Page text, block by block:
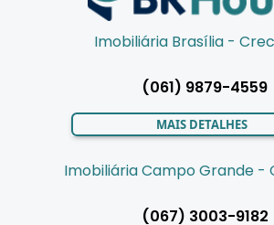
Imobiliária Brasília -
(061) 9879-4559
MAIS DETALHES
Imobiliária Campo Grande -
(067) 3003-9182